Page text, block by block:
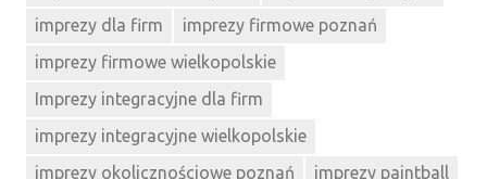
imprezy dla firm
imprezy firmowe poznań
imprezy firmowe wielkopolskie
Imprezy integracyjne dla firm
imprezy integracyjne wielkopolskie
imprezy okolicznościowe poznań
imprezy paintball